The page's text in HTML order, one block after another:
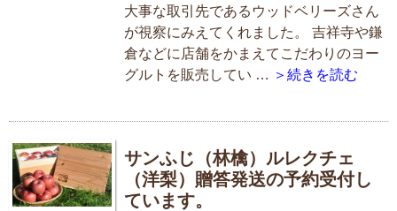
大事な取引先であるウッドベリーズさん
が視察にみえてくれました。 吉祥寺や鎌
倉などに店舗をかまえてこだわりのヨー
グルトを販売してい … ＞続きを読む
サンふじ（林檎）ルレクチェ
（洋梨）贈答発送の予約受付し
ています。